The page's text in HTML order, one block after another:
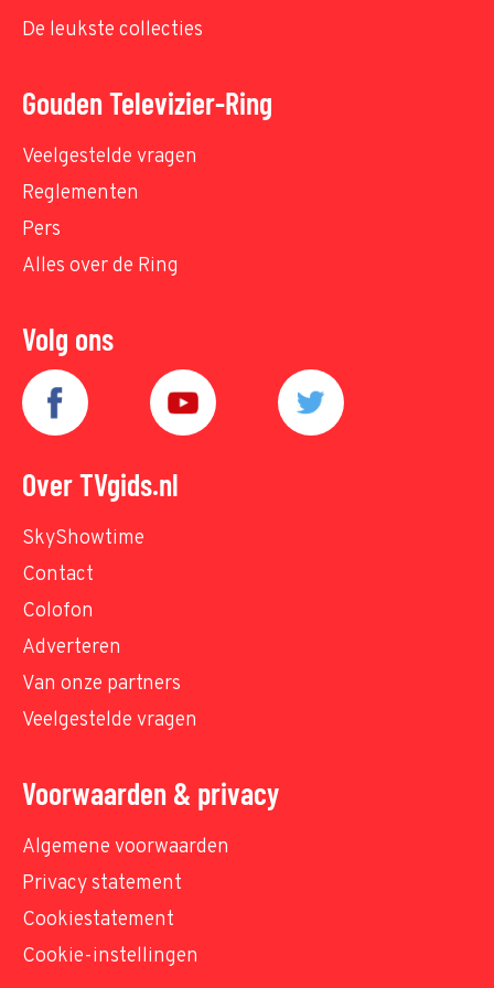
De leukste collecties
Gouden Televizier-Ring
Veelgestelde vragen
Reglementen
Pers
Alles over de Ring
Volg ons
Over TVgids.nl
SkyShowtime
Contact
Colofon
Adverteren
Van onze partners
Veelgestelde vragen
Voorwaarden & privacy
Algemene voorwaarden
Privacy statement
Cookiestatement
Cookie-instellingen